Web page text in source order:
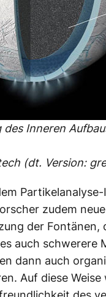
Inneren
(dt. Version:
zudem
der Fontänen,
auch schwerere
dann auch
Auf diese